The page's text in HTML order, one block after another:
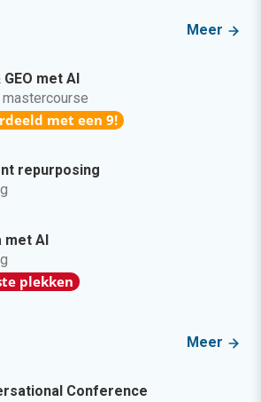
Meer
GEO met AI
mastercourse
met een 9!
repurposing
met AI
plekken
Meer
Conference